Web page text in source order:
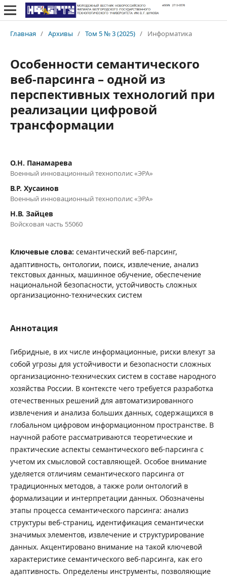
Главная / Архивы / Том 5 № 3 (2025) / Информатика
Особенности семантического
веб-парсинга – одной из
перспективных технологий при
реализации цифровой
трансформации
О.Н. Панамарева
Военный инновационный технополис «ЭРА»
В.Р. Хусаинов
Военный инновационный технополис «ЭРА»
Н.В. Зайцев
Войсковая часть 55060
Ключевые слова: семантический веб-парсинг,
адаптивность, онтологии, поиск, извлечение, анализ
текстовых данных, машинное обучение, обеспечение
национальной безопасности, устойчивость сложных
организационно-технических систем
Аннотация
Гибридные, в их числе информационные, риски влекут за
собой угрозы для устойчивости и безопасности сложных
организационно-технических систем в составе народного
хозяйства России. В контексте чего требуется разработка
отечественных решений для автоматизированного
извлечения и анализа больших данных, содержащихся в
глобальном цифровом информационном пространстве. В
научной работе рассматриваются теоретические и
практические аспекты семантического веб-парсинга с
учетом их смысловой составляющей. Особое внимание
уделяется отличиям семантического парсинга от
традиционных методов, а также роли онтологий в
формализации и интерпретации данных. Обозначены
этапы процесса семантического парсинга: анализ
структуры веб-страниц, идентификация семантически
значимых элементов, извлечение и структурирование
данных. Акцентировано внимание на такой ключевой
характеристике семантического веб-парсинга, как его
адаптивность. Определены инструменты, позволяющие